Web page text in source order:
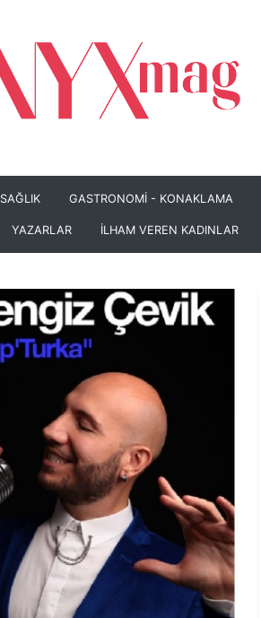
SAĞLIK GASTRONOMİ - KONAKLAMA
YAZARLAR İLHAM VEREN KADINLAR